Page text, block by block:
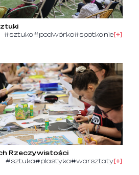
#sztuka#podwórko#spotkanie[+]
Rzeczywistości
#sztuka#plastyka#warsztaty[+]